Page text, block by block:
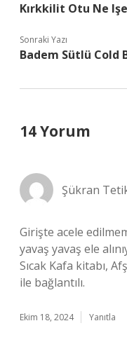
Kırkkilit Otu Ne
Sonraki Yazı
Badem Sütlü Cold
14 Yorum
Şükran
Girişte acele
yavaş yavaş ele
Sıcak Kafa kitabı,
ile bağlantılı.
Ekim 18, 2024 Yanıtla